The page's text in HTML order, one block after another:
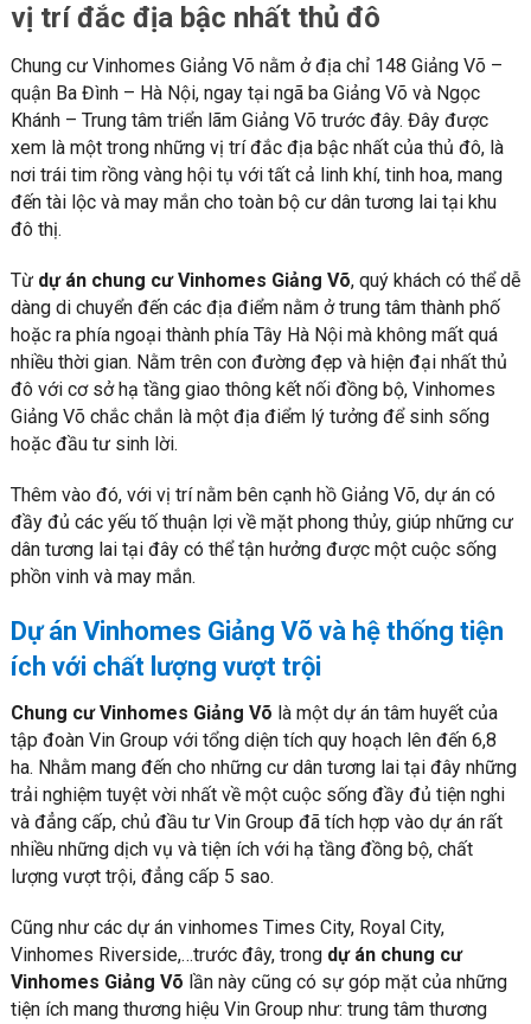
vị trí đắc địa bậc nhất thủ đô
Chung cư Vinhomes Giảng Võ nằm ở địa chỉ 148 Giảng Võ –
quận Ba Đình – Hà Nội, ngay tại ngã ba Giảng Võ và Ngọc
Khánh – Trung tâm triển lãm Giảng Võ trước đây. Đây được
xem là một trong những vị trí đắc địa bậc nhất của thủ đô, là
nơi trái tim rồng vàng hội tụ với tất cả linh khí, tinh hoa, mang
đến tài lộc và may mắn cho toàn bộ cư dân tương lai tại khu
đô thị.
Từ dự án chung cư Vinhomes Giảng Võ, quý khách có thể dễ
dàng di chuyển đến các địa điểm nằm ở trung tâm thành phố
hoặc ra phía ngoại thành phía Tây Hà Nội mà không mất quá
nhiều thời gian. Nằm trên con đường đẹp và hiện đại nhất thủ
đô với cơ sở hạ tầng giao thông kết nối đồng bộ, Vinhomes
Giảng Võ chắc chắn là một địa điểm lý tưởng để sinh sống
hoặc đầu tư sinh lời.
Thêm vào đó, với vị trí nằm bên cạnh hồ Giảng Võ, dự án có
đầy đủ các yếu tố thuận lợi về mặt phong thủy, giúp những cư
dân tương lai tại đây có thể tận hưởng được một cuộc sống
phồn vinh và may mắn.
Dự án Vinhomes Giảng Võ và hệ thống tiện
ích với chất lượng vượt trội
Chung cư Vinhomes Giảng Võ là một dự án tâm huyết của
tập đoàn Vin Group với tổng diện tích quy hoạch lên đến 6,8
ha. Nhằm mang đến cho những cư dân tương lai tại đây những
trải nghiệm tuyệt vời nhất về một cuộc sống đầy đủ tiện nghi
và đẳng cấp, chủ đầu tư Vin Group đã tích hợp vào dự án rất
nhiều những dịch vụ và tiện ích với hạ tầng đồng bộ, chất
lượng vượt trội, đẳng cấp 5 sao.
Cũng như các dự án vinhomes Times City, Royal City,
Vinhomes Riverside,…trước đây, trong dự án chung cư
Vinhomes Giảng Võ lần này cũng có sự góp mặt của những
tiện ích mang thương hiệu Vin Group như: trung tâm thương